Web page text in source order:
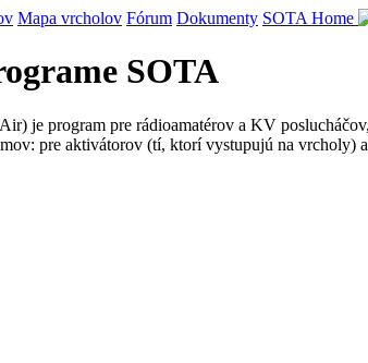
Mapa vrcholov Fórum Dokumenty SOTA Home
SOTA
je program pre rádioamatérov a KV
pre aktivátorov (tí, ktorí vystupujú na